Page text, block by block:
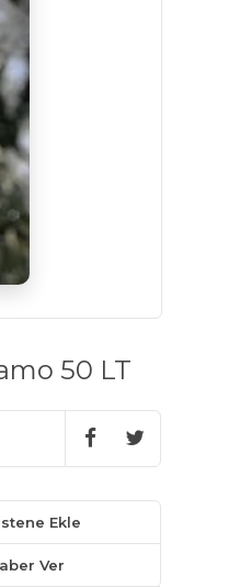
50 LT
Ekle
Ver